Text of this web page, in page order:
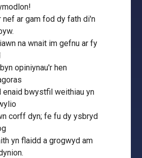
nef ar gam fod dy fath di'n
na wnait im gefnu ar fy
opiniynau'r hen
enaid bwystfil weithiau yn
corff dyn; fe fu dy ysbryd
yn flaidd a grogwyd am